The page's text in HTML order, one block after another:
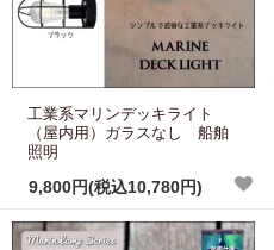
工業系マリンデッキライト
（屋内用）ガラスなし 船舶
照明
9,800円(税込10,780円)